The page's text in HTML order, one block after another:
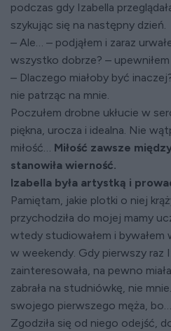
podczas gdy Izabella
szykując się na następny dzień.
– Ale… – podjąłem i zaraz
wszystko dobrze? – upewniłem
– Dlaczego miałoby być
nie patrząc na mnie.
Poczułem drobne ukłucie w
piękna, urocza i idealna. Nie
miłość… Miłość zawsze
stanowiła wierność.
Izabella była artystką i
Pamiętam, jakie plotki o niej
przychodziła do mojej mamy
wtedy studiowałem i bywałem
w weekendy. Gdy pierwszy raz
zainteresowała, na pewno
zabrała na studniówkę, nie
swojego pierwszego męża,
Zgodziła się od niego odejść,